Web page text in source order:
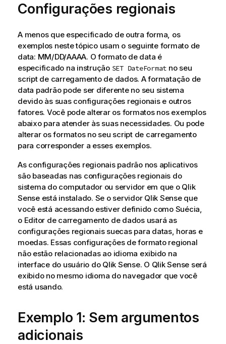
Configurações regionais
A menos que especificado de outra forma, os
exemplos neste tópico usam o seguinte formato de
data: MM/DD/AAAA. O formato de data é
especificado na instrução SET DateFormat no seu
script de carregamento de dados. A formatação de
data padrão pode ser diferente no seu sistema
devido às suas configurações regionais e outros
fatores. Você pode alterar os formatos nos exemplos
abaixo para atender às suas necessidades. Ou pode
alterar os formatos no seu script de carregamento
para corresponder a esses exemplos.
As configurações regionais padrão nos aplicativos
são baseadas nas configurações regionais do
sistema do computador ou servidor em que o Qlik
Senseestá instalado. Se o servidor Qlik Senseque
você está acessando estiver definido como Suécia,
o Editor de carregamento de dados usará as
configurações regionais suecas para datas, horas e
moedas. Essas configurações de formato regional
não estão relacionadas ao idioma exibido na
interface do usuário do Qlik Sense. O Qlik Sense será
exibido no mesmo idioma do navegador que você
está usando.
Exemplo 1: Sem argumentos
adicionais